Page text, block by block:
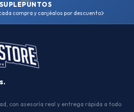
SUPLEPUNTOS
compra y canjéalos por descuento
con asesoría real y entrega rápida a todo